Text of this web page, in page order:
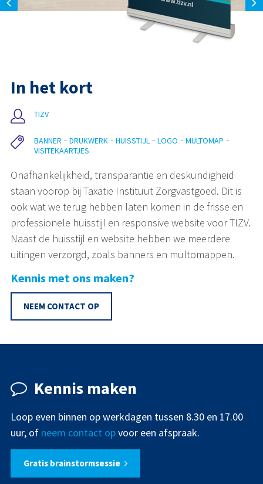
In het kort
TIZV
BANNER DRUKWERK HUISSTIJL LOGO
MULTOMAP
VISITEKAARTJES
Onafhankelijkheid, transparantie en deskundigheid
staan voorop bij Taxatie Instituut Zorgvastgoed. Dit is
ook wat we terug hebben laten komen in de frisse en
professionele huisstijl en responsive website voor TIZV.
Naast de huisstijl en website hebben we meerdere
uitingen verzorgd, zoals banners en multomappen.
Kennis met ons maken?
NEEM CONTACT OP
Kennis maken
Loop even binnen op werkdagen tussen 8.30 en 17.00
uur, of neem contact opvoor een afspraak.
Gratis brainstormsessie